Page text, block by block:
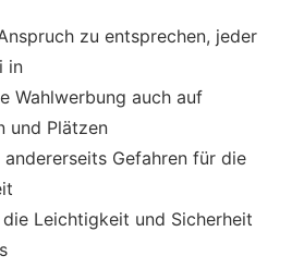
zu entsprechen, jeder
in
Wahlwerbung auch auf
und Plätzen
Gefahren für die
Leichtigkeit und Sicherheit